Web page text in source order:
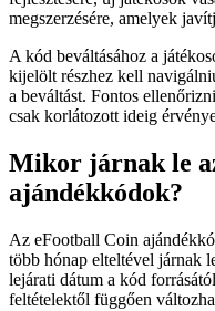
megszerzésére, amelyek
A kód beváltásához a
kijelölt részhez kell
a beváltást. Fontos
csak korlátozott ideig
Mikor járnak le
ajándékkódok?
Az eFootball Coin
több hónap elteltével járnak
lejárati dátum a kód
feltételektől függően